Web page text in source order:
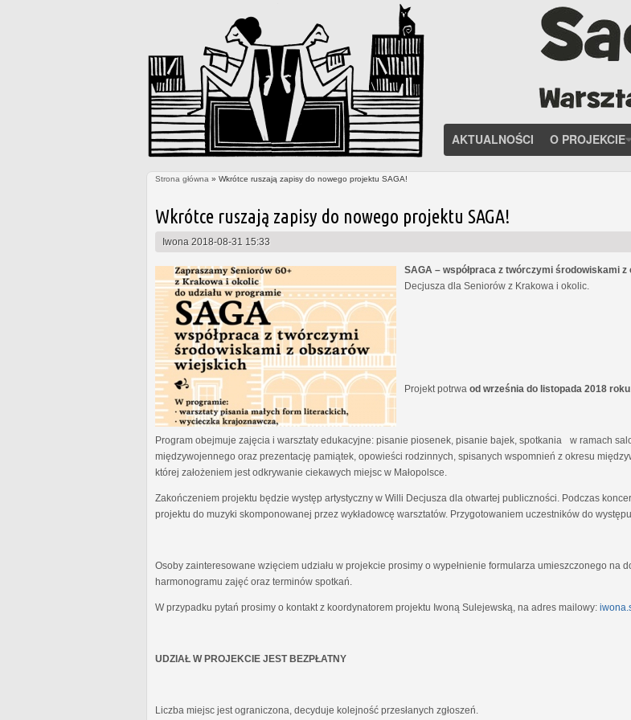
AKTUALNOŚCI O PROJEKCIE
Strona główna » Wkrótce ruszają zapisy do nowego projektu SAGA!
Wkrótce ruszają zapisy do nowego projektu SAGA!
Iwona 2018-08-31 15:33
SAGA – współpraca z twórczymi środowiskami
Decjusza dla Seniorów z Krakowa i okolic.
Projekt potrwa od września do listopada 2018 roku
Program obejmuje zajęcia i warsztaty edukacyjne: pisanie piosenek, pisanie bajek, spotkania w ramach
międzywojennego oraz prezentację pamiątek, opowieści rodzinnych, spisanych wspomnień z okresu
której założeniem jest odkrywanie ciekawych miejsc w Małopolsce.
Zakończeniem projektu będzie występ artystyczny w Willi Decjusza dla otwartej publiczności. Podczas
projektu do muzyki skomponowanej przez wykładowcę warsztatów. Przygotowaniem uczestników do
Osoby zainteresowane wzięciem udziału w projekcie prosimy o wypełnienie formularza umieszczonego na
harmonogramu zajęć oraz terminów spotkań.
W przypadku pytań prosimy o kontakt z koordynatorem projektu Iwoną Sulejewską, na adres mailowy:
UDZIAŁ W PROJEKCIE JEST BEZPŁATNY
Liczba miejsc jest ograniczona, decyduje kolejność przesłanych zgłoszeń.